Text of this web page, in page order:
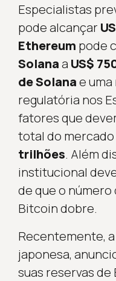
Especialistas
pode alcançar
Ethereum pode
Solanaa US$
de Solanae
regulatória nos
fatores que
total do
trilhões. Além
institucional
de que o número
Bitcoin dobre.
Recentemente, a
japonesa,
suas reservas